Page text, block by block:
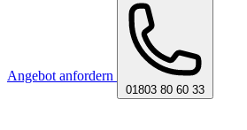
Angebot anfordern
01803 80 60 33